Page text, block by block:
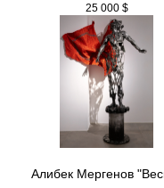
25 000 $
Алибек Мергенов